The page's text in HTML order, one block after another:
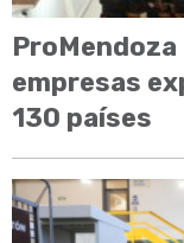
empresas
130 países